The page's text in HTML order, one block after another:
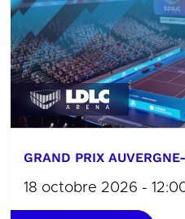
GRAND PRIX
18 octobre 2026 -